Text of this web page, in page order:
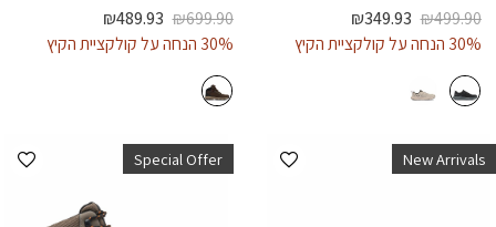
₪499.90
₪349.93
30% הנחה על קולקציית הקיץ
₪699.90
₪489.93
30% הנחה על קולקציית הקיץ
הוספה למועדפים New Arrivals
Special Offer